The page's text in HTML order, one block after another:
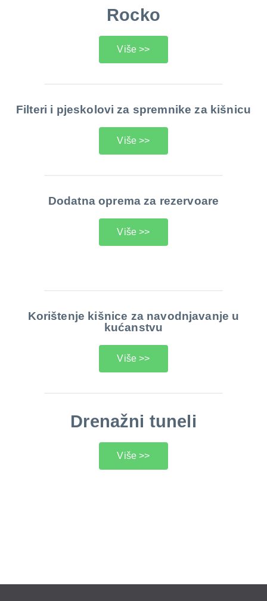
Rocko
Više >>
Filteri i pjeskolovi za spremnike za kišnicu
Više >>
Dodatna oprema za rezervoare
Više >>
Korištenje kišnice za navodnjavanje u
kućanstvu
Više >>
Drenažni tuneli
Više >>